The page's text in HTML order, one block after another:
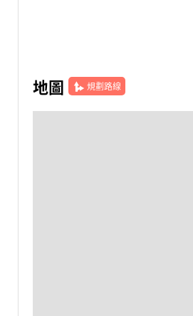
地圖 規劃路線